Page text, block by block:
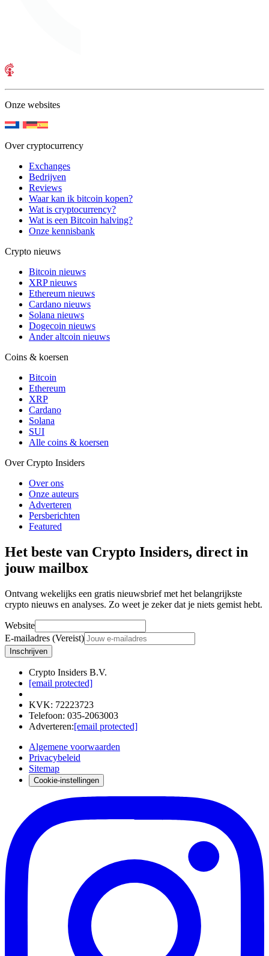
Onze websites
Over cryptocurrency
Exchanges
Bedrijven
Reviews
Waar kan ik bitcoin kopen?
Wat is cryptocurrency?
Wat is een Bitcoin halving?
Onze kennisbank
Crypto nieuws
Bitcoin nieuws
XRP nieuws
Ethereum nieuws
Cardano nieuws
Solana nieuws
Dogecoin nieuws
Ander altcoin nieuws
Coins & koersen
Bitcoin
Ethereum
XRP
Cardano
Solana
SUI
Alle coins & koersen
Over Crypto Insiders
Over ons
Onze auteurs
Adverteren
Persberichten
Featured
Het beste van Crypto Insiders, direct in
jouw mailbox
Ontvang wekelijks een gratis nieuwsbrief met het belangrijkste
crypto nieuws en analyses. Zo weet je zeker dat je niets gemist hebt.
Website
E-mailadres (Vereist)
Inschrijven
Crypto Insiders B.V.
[email protected]
KVK: 72223723
Telefoon: 035-2063003
Adverteren:[email protected]
Algemene voorwaarden
Privacybeleid
Sitemap
Cookie-instellingen